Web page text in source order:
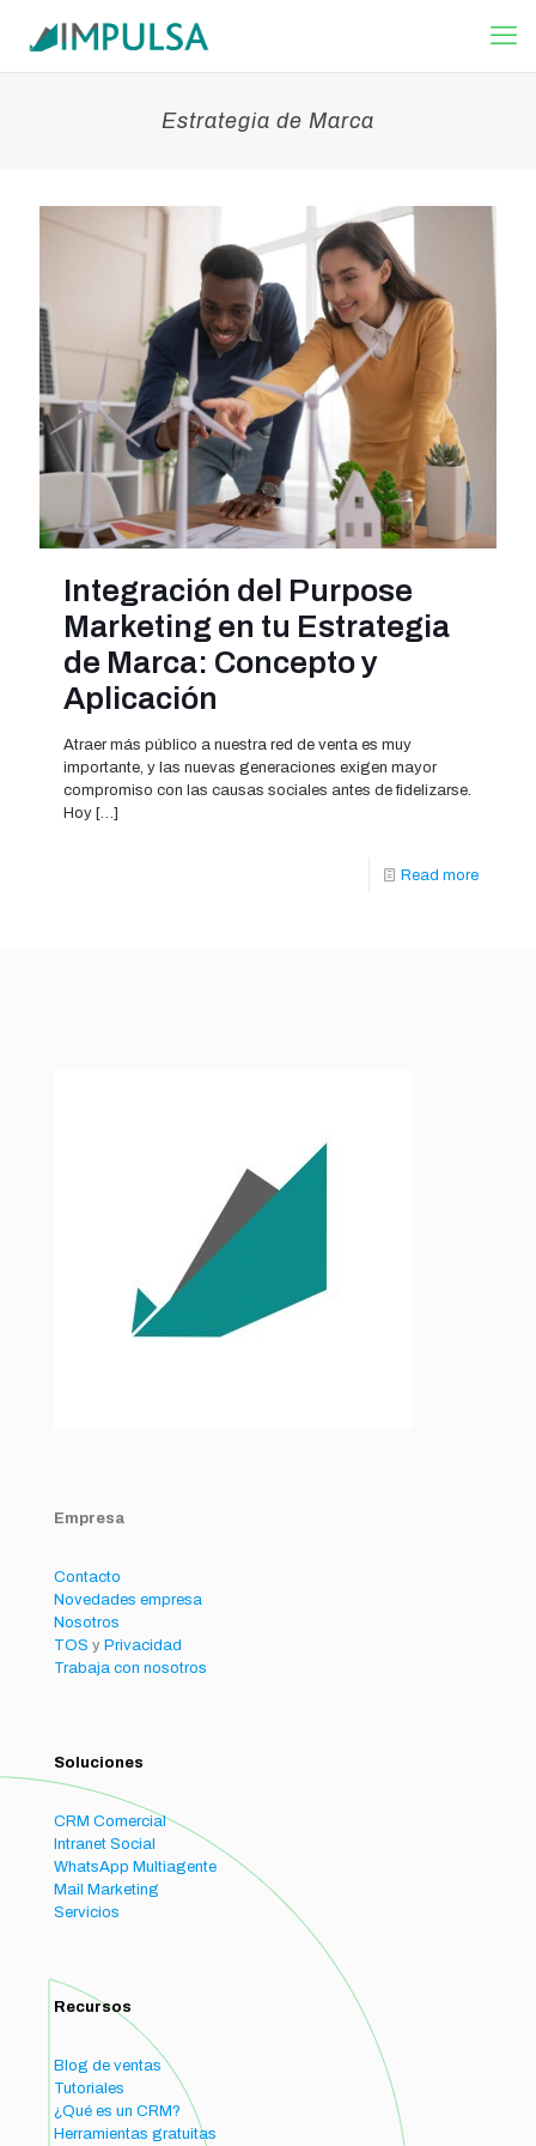
Estrategia de Marca
Integración del Purpose
Marketing en tu Estrategia
de Marca: Concepto y
Aplicación
Atraer más público a nuestra red de venta es muy
importante, y las nuevas generaciones exigen mayor
compromiso con las causas sociales antes de fidelizarse.
Hoy […]
Read more
Empresa
Contacto
Novedades empresa
Nosotros
TOS y Privacidad
Trabaja con nosotros
Soluciones
CRM Comercial
Intranet Social
WhatsApp Multiagente
Mail Marketing
Servicios
Recursos
Blog de ventas
Tutoriales
¿Qué es un CRM?
Herramientas gratuitas